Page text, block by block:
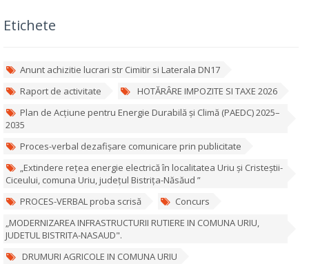
Etichete
Anunt achizitie lucrari str Cimitir si Laterala DN17
Raport de activitate
HOTĂRÂRE IMPOZITE SI TAXE 2026
Plan de Acțiune pentru Energie Durabilă și Climă (PAEDC) 2025–
2035
Proces-verbal dezafișare comunicare prin publicitate
„Extindere rețea energie electrică în localitatea Uriu și Cristeștii-
Ciceului, comuna Uriu, județul Bistrița-Năsăud ”
PROCES-VERBAL proba scrisă
Concurs
„MODERNIZAREA INFRASTRUCTURII RUTIERE IN COMUNA URIU,
JUDETUL BISTRITA-NASAUD".
DRUMURI AGRICOLE IN COMUNA URIU